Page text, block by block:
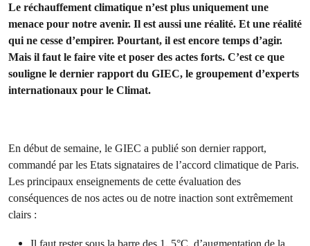
Le réchauffement climatique n’est plus uniquement une
menace pour notre avenir. Il est aussi une réalité. Et une réalité
qui ne cesse d’empirer. Pourtant, il est encore temps d’agir.
Mais il faut le faire vite et poser des actes forts. C’est ce que
souligne le dernier rapport du GIEC, le groupement d’experts
internationaux pour le Climat.
En début de semaine, le GIEC a publié son dernier rapport,
commandé par les Etats signataires de l’accord climatique de Paris.
Les principaux enseignements de cette évaluation des
conséquences de nos actes ou de notre inaction sont extrêmement
clairs :